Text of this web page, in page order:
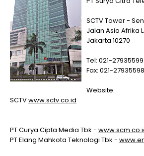
SCTV Tower -
Jalan Asia Afrika
Jakarta 10270
Tel: 021-27935599
Fax: 021-27935598
Website:
SCTVwww.sctv.co.id
PT Curya Cipta Media Tbk -
PT Elang Mahkota Teknologi Tbk -